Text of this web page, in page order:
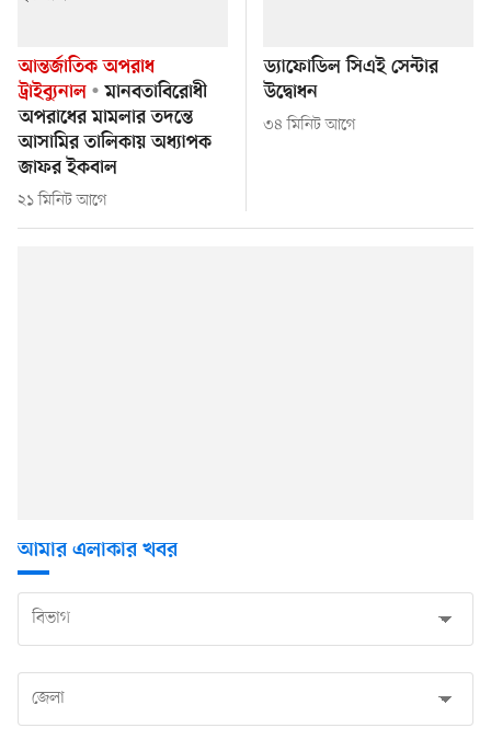
আন্তর্জাতিক অপরাধ
ট্রাইব্যুনাল
মানবতাবিরোধী
অপরাধের মামলার তদন্তে
আসামির তালিকায় অধ্যাপক
জাফর ইকবাল
২১ মিনিট আগে
ড্যাফোডিল সিএই সেন্টার
উদ্বোধন
৩৪ মিনিট আগে
আমার এলাকার খবর